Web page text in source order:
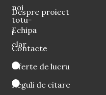
noi
totu-
i
clar
Despre proiect
Echipa
Contacte
Oferte de lucru
Reguli de citare